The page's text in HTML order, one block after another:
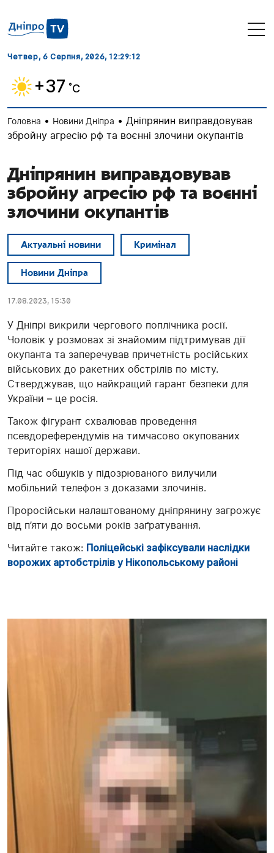
Четвер, 6 Серпня, 2026, 12:29:13
+37 ˚C
Головна • Новини Дніпра • Дніпрянин виправдовував
збройну агресію рф та воєнні злочини окупантів
Дніпрянин виправдовував
збройну агресію рф та воєнні
злочини окупантів
Актуальні новини Кримінал
Новини Дніпра
17.08.2023, 15:30
У Дніпрі викрили чергового поплічника росії.
Чоловік у розмовах зі знайомим підтримував дії
окупанта та заперечував причетність російських
військових до ракетних обстрілів по місту.
Стверджував, що найкращий гарант безпеки для
України – це росія.
Також фігурант схвалював проведення
псевдореферендумів на тимчасово окупованих
територіях нашої держави.
Під час обшуків у підозрюваного вилучили
мобільний телефон з доказами злочинів.
Проросійськи налаштованому дніпрянину загрожує
від п’яти до восьми років заґратування.
Читайте також: Поліцейські зафіксували наслідки
ворожих артобстрілів у Нікопольському районі